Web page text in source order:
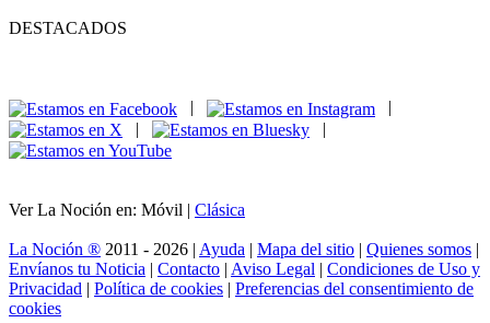
DESTACADOS
|
|
Ver La Noción en: Móvil | Clásica
La Noción ® 2011 - 2026 | Ayuda | Mapa del sitio | Quienes somos |
Envíanos tu Noticia | Contacto | Aviso Legal | Condiciones de Uso y
Privacidad | Política de cookies | Preferencias del consentimiento de
cookies